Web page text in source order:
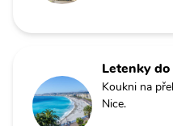
Letenky do
Koukni na
Nice.